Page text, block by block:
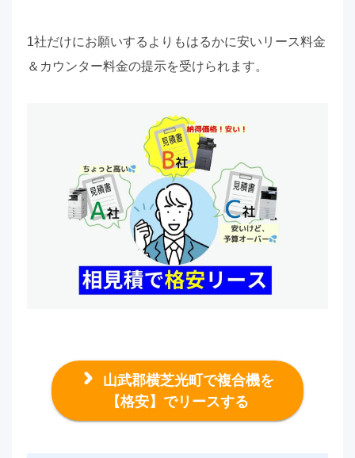
1社だけにお願いするよりもはるかに安いリース料金
＆カウンター料金の提示を受けられます。
山武郡横芝光町で複合機を
【格安】でリースする